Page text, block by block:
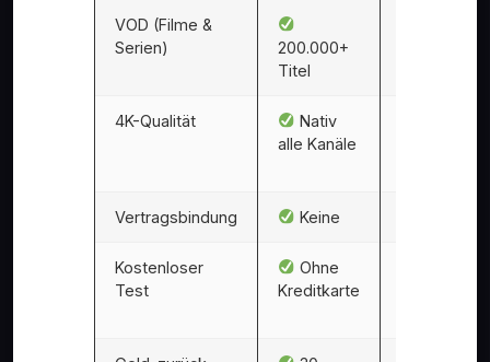
VOD (Filme &
Serien)
200.000+
Titel
4K-Qualität
Nativ
alle Kanäle
Vertragsbindung Keine
Kostenloser
Test
Ohne
Kreditkarte